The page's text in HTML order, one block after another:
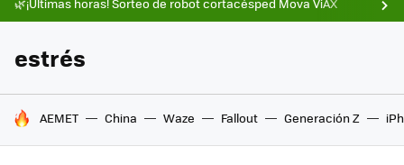
estrés
HOY SE HABLA DE
AEMET China Waze Fallout Generación Z